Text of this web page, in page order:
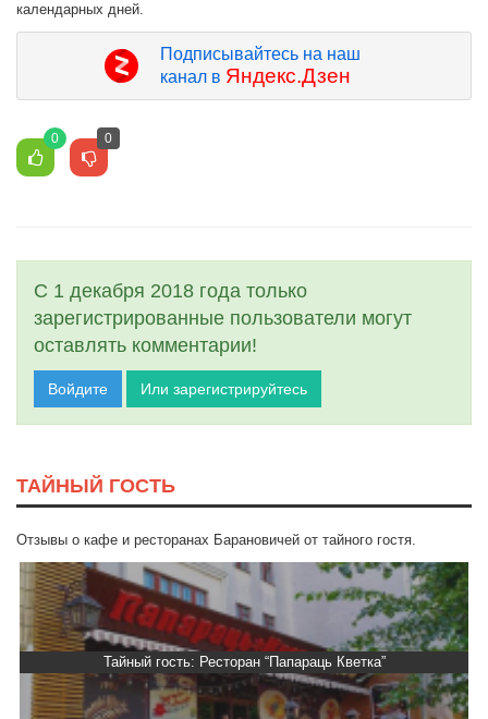
календарных дней.
Подписывайтесь на наш
канал в Яндекс.Дзен
0 0
С 1 декабря 2018 года только
зарегистрированные пользователи могут
оставлять комментарии!
Войдите Или зарегистрируйтесь
ТАЙНЫЙ ГОСТЬ
Отзывы о кафе и ресторанах Барановичей от тайного гостя.
Тайный гость: Ресторан “Папараць Кветка”